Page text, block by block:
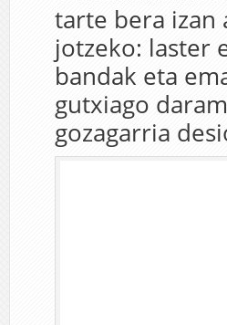
tarte bera izan
jotzeko: laster
bandak eta
gutxiago
gozagarria